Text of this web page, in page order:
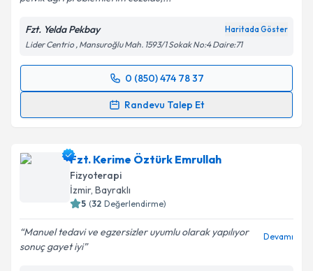
Metni'ni okudum ve kişisel verilerimin belirtilen
kapsamda işlenmesini kabul ediyorum.
Takvim Talebini Gönder
Fzt. Yelda Pekbay Haritada Göster
Lider Centrio , Mansuroğlu Mah. 1593/1 Sokak No:4 Daire:71
0 (850) 474 78 37
Randevu Talep Et
Randevu Takvimi Talebi
takvim hazırlandığında e-posta ile bilgilendireceğiz.
E-posta Adresiniz
Kişisel verilerimin işlenmesine ilişkin
Fzt. Kerime Öztürk Emrullah
Fizyoterapi
İzmir, Bayraklı
5 (32 Değerlendirme)
Manuel tedavi ve egzersizler uyumlu olarak yapılıyor
sonuç gayet iyi
Devamı